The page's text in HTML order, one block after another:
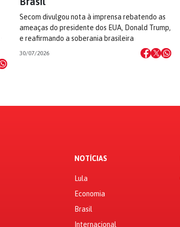
Secom divulgou nota à imprensa rebatendo as
ameaças do presidente dos EUA, Donald Trump,
e reafirmando a soberania brasileira
30/07/2026
NOTÍCIAS
Lula
Economia
Brasil
Internacional